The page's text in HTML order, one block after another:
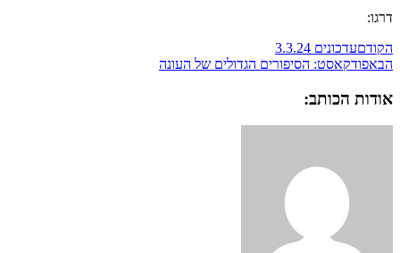
דרגו:
הקודםעדכונים 3.3.24
הבאפודקאסט: הסיפורים הגדולים של העונה
אודות הכותב: